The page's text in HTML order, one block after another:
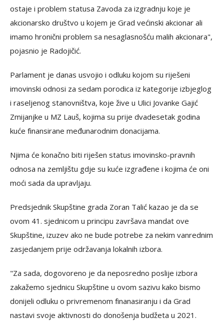
ostaje i problem statusa Zavoda za izgradnju koje je
akcionarsko društvo u kojem je Grad većinski akcionar ali
imamo hronični problem sa nesaglasnošću malih akcionara",
pojasnio je Radojičić.
Parlament je danas usvojio i odluku kojom su riješeni
imovinski odnosi za sedam porodica iz kategorije izbjeglog
i raseljenog stanovništva, koje žive u Ulici Jovanke Gajić
Zmijanjke u MZ Lauš, kojima su prije dvadesetak godina
kuće finansirane međunarodnim donacijama.
Njima će konačno biti riješen status imovinsko-pravnih
odnosa na zemljištu gdje su kuće izgrađene i kojima će oni
moći sada da upravljaju.
Predsjednik Skupštine grada Zoran Talić kazao je da se
ovom 41. sjednicom u principu završava mandat ove
Skupštine, izuzev ako ne bude potrebe za nekim vanrednim
zasjedanjem prije održavanja lokalnih izbora.
"Za sada, dogovoreno je da neposredno poslije izbora
zakažemo sjednicu Skupštine u ovom sazivu kako bismo
donijeli odluku o privremenom finanasiranju i da Grad
nastavi svoje aktivnosti do donošenja budžeta u 2021.